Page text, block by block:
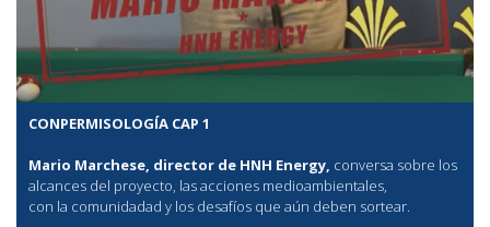
CONPERMISOLOGÍA CAP 1
Mario Marchese, director de HNH Energy, conversa sobre los
alcances del proyecto, las acciones medioambientales,
con la comunidadad y los desafíos que aún deben sortear.